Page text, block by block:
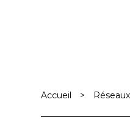
Accueil > Réseaux